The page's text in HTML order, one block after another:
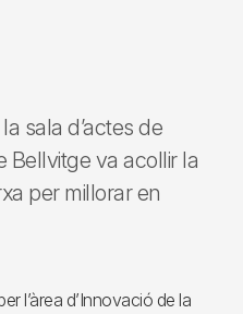
sala d’actes de
Bellvitge va acollir la
per millorar en
l’àrea d’Innovació de la